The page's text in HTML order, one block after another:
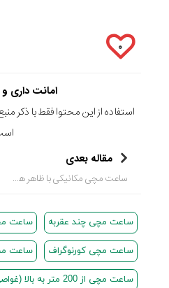
۰
امانت داری
استفاده از این محتوا فقط با ذکر
مقاله بعدی
ساعت مچی مکانیکی با ظاهر هوشمند
ساعت مچی چند عقربه ساعت
ساعت مچی کورنوگراف ساعت
ساعت مچی از 200 متر به بالا (غواصی عمیق)